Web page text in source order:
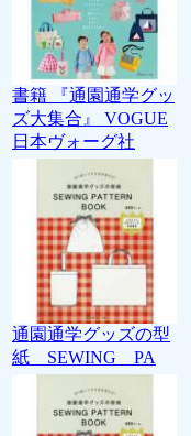
書籍 『通園通学グッ
ズ大集合』 VOGUE
日本ヴォーグ社
通園通学グッズの型
紙 SEWING PA